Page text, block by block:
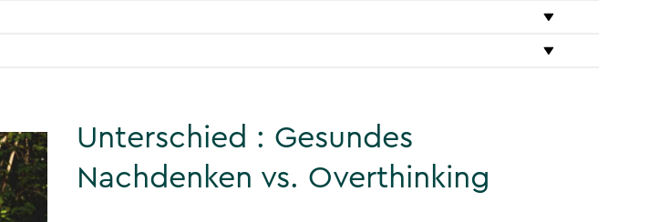
Unterschied : Gesundes
Nachdenken vs. Overthinking